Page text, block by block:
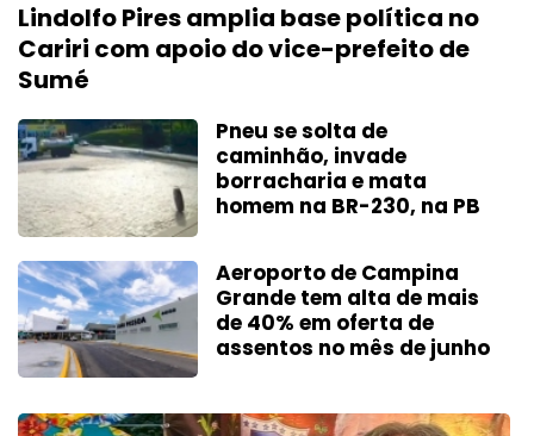
Lindolfo Pires amplia base política no
Cariri com apoio do vice-prefeito de
Sumé
Pneu se solta de
caminhão, invade
borracharia e mata
homem na BR-230, na PB
Aeroporto de Campina
Grande tem alta de mais
de 40% em oferta de
assentos no mês de junho